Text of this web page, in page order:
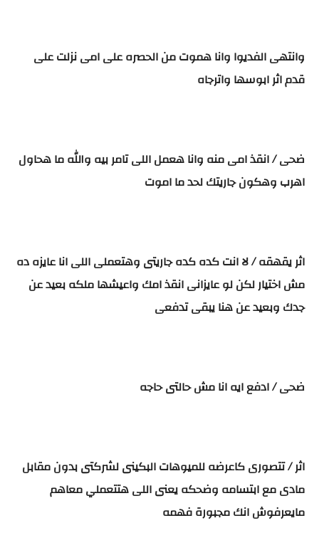
وانتهى الفديوا وانا هموت من الحصره على امى نزلت على
قدم اثر ابوسها واترجاه
ضحى / انقذ امى منه وانا هعمل اللى تامر بيه والله ما هحاول
اهرب وهكون جاريتك لحد ما اموت
اثر يقهقه / لا انت كده كده جاريتى وهتعملى اللى انا عايزه ده
مش اختيار لكن لو عايزانى انقذ امك واعيشها ملكه بعيد عن
جدك وبعيد عن هنا يبقى تدفعى
ضحى / ادفع ايه انا مش حالتى حاجه
اثر / تتصورى كاعرضه للميوهات البكينى لشركتى بدون مقابل
مادى مع ابتسامه وضحكه يعنى اللى هتتعملي معاهم
مايعرفوش انك مجبورة فهمه